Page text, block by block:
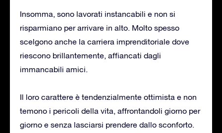
Insomma, sono lavorati instancabili e non si
risparmiano per arrivare in alto. Molto spesso
scelgono anche la carriera imprenditoriale dove
riescono brillantemente, affiancati dagli
immancabili amici.
Il loro carattere è tendenzialmente ottimista e non
temono i pericoli della vita, affrontandoli giorno per
giorno e senza lasciarsi prendere dallo sconforto.